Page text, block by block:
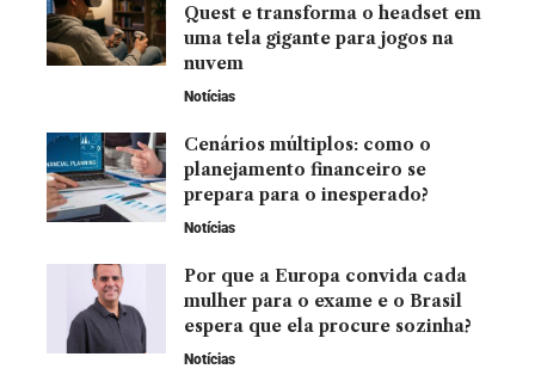
Quest e transforma o headset em
uma tela gigante para jogos na
nuvem
Notícias
Cenários múltiplos: como o
planejamento financeiro se
prepara para o inesperado?
Notícias
Por que a Europa convida cada
mulher para o exame e o Brasil
espera que ela procure sozinha?
Notícias